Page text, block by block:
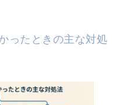
ったときの主な対処